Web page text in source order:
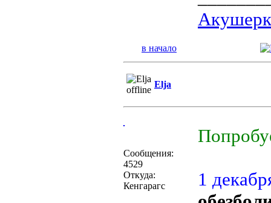
в начало
Elja
Сообщения:
4529
Откуда:
Кенгарагс
1